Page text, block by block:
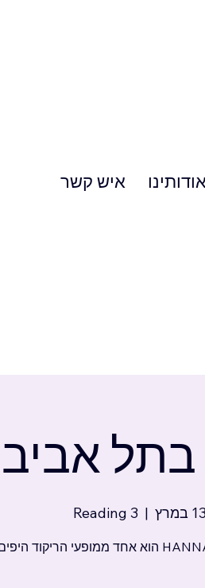
אודותינו איש קשר
אביב
  |
Reading 3